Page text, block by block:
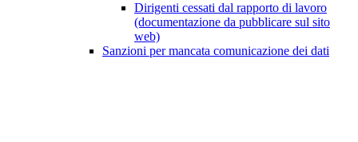
Dirigenti cessati dal rapporto di lavoro
(documentazione da pubblicare sul sito
web)
Sanzioni per mancata comunicazione dei dati